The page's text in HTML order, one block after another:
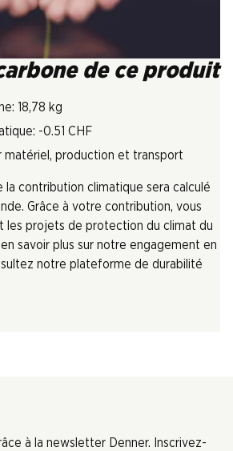
de ce produit
18,78 kg
-0.51 CHF
matériel, production et transport
la contribution climatique sera calculé
Grâce à votre contribution, vous
les projets de protection du climat du
savoir plus sur notre engagement en
notre plateforme de durabilité
à la newsletter Denner. Inscrivez-